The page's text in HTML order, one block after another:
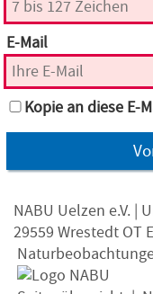
E-Mail
Kopie an diese E-
NABU Uelzen e.V. |
29559 Wrestedt OT